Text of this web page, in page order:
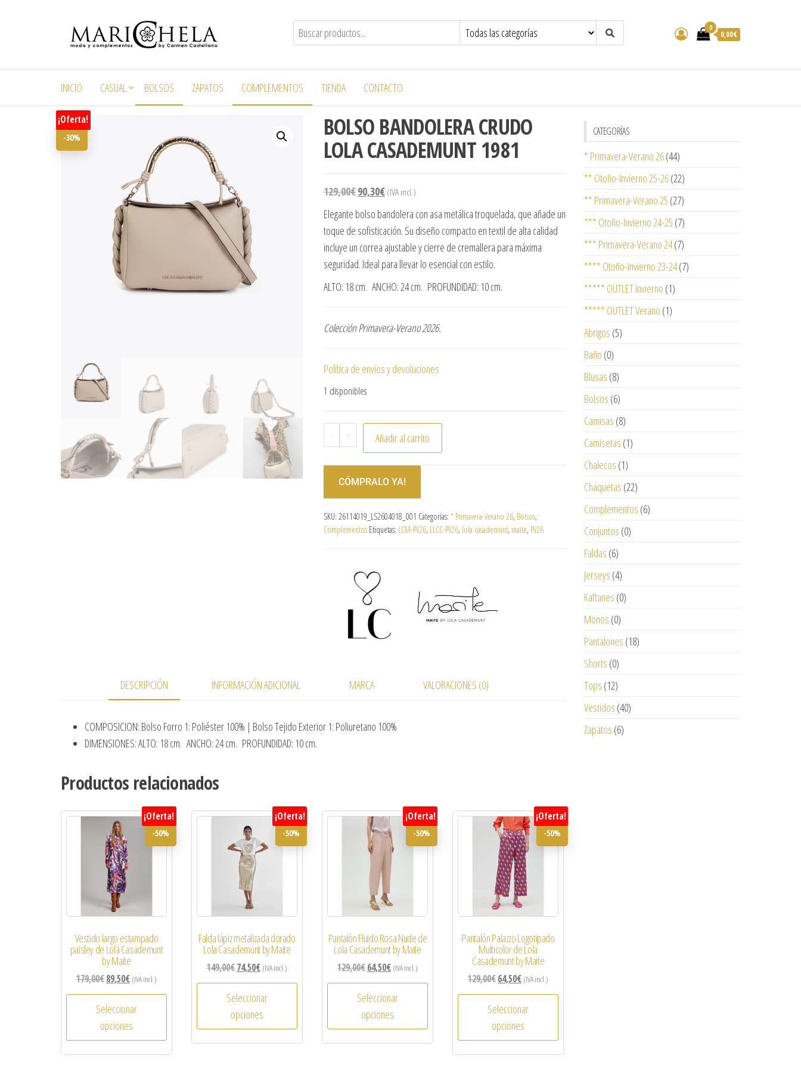
Marichela 0
0,00€
INICIO CASUAL BOLSOS ZAPATOS COMPLEMENTOS TIENDA CONTACTO
-30%
¡Oferta! BOLSO BANDOLERA CRUDO
LOLA CASADEMUNT 1981
129,00€90,30€ (IVA incl.)
Elegante bolso bandolera con asa metálica troquelada, que añade un
toque de sofisticación. Su diseño compacto en textil de alta calidad
incluye un correa ajustable y cierre de cremallera para máxima
seguridad. Ideal para llevar lo esencial con estilo.
ALTO: 18 cm. ANCHO: 24 cm. PROFUNDIDAD: 10 cm.
Colección Primavera-Verano 2026.
Política de envíos y devoluciones
1 disponibles
- + Añadir al carrito
CÓMPRALO YA!
SKU: 26114019_LS2604018_001 Categorías: * Primavera-Verano 26, Bolsos,
Complementos Etiquetas: LCM-PV26, LLCC-PV26, lola casademunt, maite, PV26
DESCRIPCIÓN INFORMACIÓN ADICIONAL MARCA VALORACIONES (0)
COMPOSICION: Bolso Forro 1: Poliéster 100% | Bolso Tejido Exterior 1: Poliuretano 100%
DIMENSIONES: ALTO: 18 cm. ANCHO: 24 cm. PROFUNDIDAD: 10 cm.
Productos relacionados
¡Oferta!
Vestido largo estampado
paisley de Lola Casademunt
by Maite
179,00€89,50€ (IVA incl.)
Seleccionar
opciones
-50%
¡Oferta!
Falda lápiz metalizada dorado
Lola Casademunt by Maite
149,00€74,50€ (IVA incl.)
Seleccionar
opciones
-50%
¡Oferta!
Pantalón Fluido Rosa Nude de
Lola Casademunt by Maite
129,00€64,50€ (IVA incl.)
Seleccionar
opciones
-50%
¡Oferta!
Pantalón Palazzo Logotipado
Multicolor de Lola
Casademunt by Maite
129,00€64,50€ (IVA incl.)
Seleccionar
opciones
-50%
CATEGORÍAS
* Primavera-Verano 26(44)
** Otoño-Invierno 25-26(22)
** Primavera-Verano 25 (27)
*** Otoño-Invierno 24-25 (7)
*** Primavera-Verano 24(7)
**** Otoño-Invierno 23-24(7)
***** OUTLET Invierno (1)
***** OUTLET Verano (1)
Abrigos (5)
Baño (0)
Blusas (8)
Bolsos (6)
Camisas (8)
Camisetas (1)
Chalecos (1)
Chaquetas (22)
Complementos (6)
Conjuntos (0)
Faldas (6)
Jerseys (4)
Kaftanes (0)
Monos (0)
Pantalones (18)
Shorts (0)
Tops (12)
Vestidos (40)
Zapatos (6)